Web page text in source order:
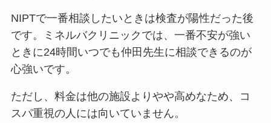
NIPTで一番相談したいときは検査が陽性だった後
です。ミネルバクリニックでは、 一番不安が強い
ときに24時間いつでも仲田先生に相談できるのが
心強いです。
ただし、 料金は他の施設よりやや高めなため、コ
スパ重視の人には向いていません。